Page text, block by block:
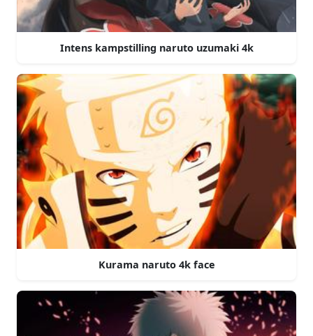
Intens kampstilling naruto uzumaki 4k
Kurama naruto 4k face